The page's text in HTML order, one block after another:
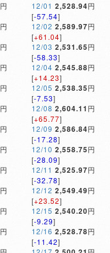
円
円
円
円
円
円
円
円
円
円
円
円
12/01 2,528.94円
[-57.54]
12/02 2,589.97円
[+61.04]
12/03 2,531.65円
[-58.33]
12/04 2,545.88円
[+14.23]
12/05 2,538.35円
[-7.53]
12/08 2,604.11 円
[+65.77]
12/09 2,586.84円
[-17.28]
12/10 2,558.75円
[-28.09]
12/11 2,525.97円
[-32.78]
12/12 2,549.49円
[+23.52]
12/15 2,540.20円
[-9.29]
12/16 2,528.78円
[-11.42]